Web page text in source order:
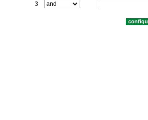
3